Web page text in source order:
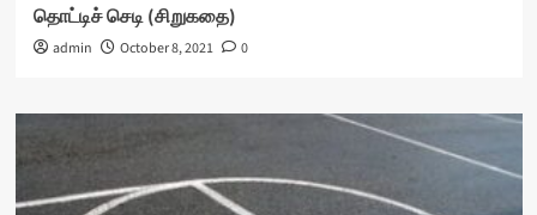
தொட்டிச் செடி (சிறுகதை)
admin October 8, 2021 0